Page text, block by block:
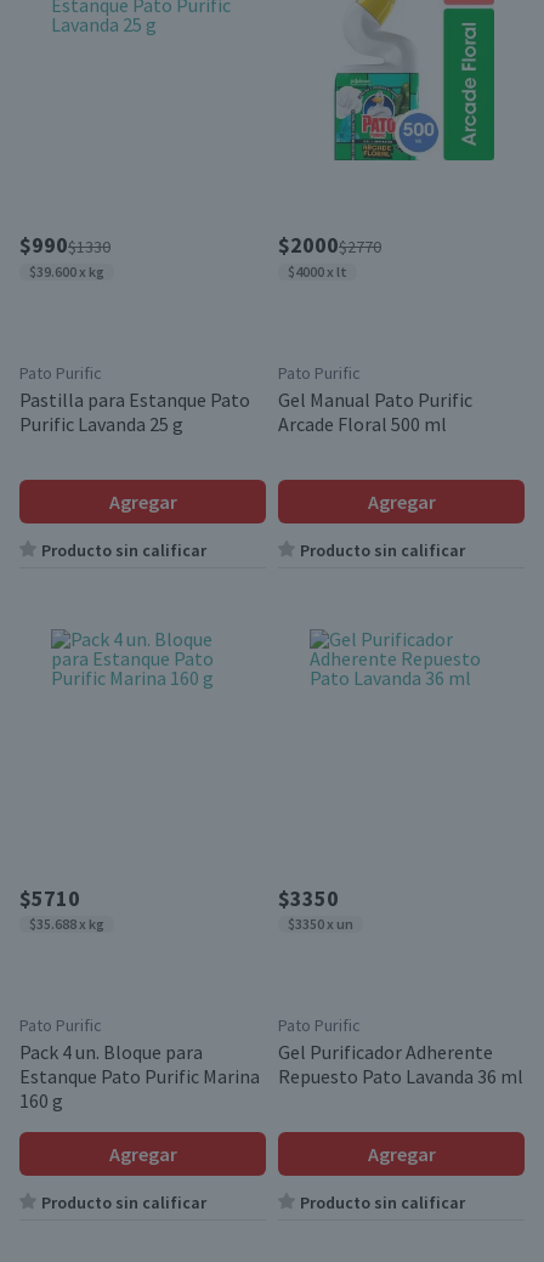
$990$1330
$39.600 x kg
Pato Purific
Pastilla para Estanque Pato
Purific Lavanda 25 g
Agregar
Producto sin calificar
$2000$2770
$4000 x lt
Pato Purific
Gel Manual Pato Purific
Arcade Floral 500 ml
Agregar
Producto sin calificar
$5710
$35.688 x kg
Pato Purific
Pack 4 un. Bloque para
Estanque Pato Purific Marina
160 g
Agregar
Producto sin calificar
$3350
$3350 x un
Pato Purific
Gel Purificador Adherente
Repuesto Pato Lavanda 36 ml
Agregar
Producto sin calificar